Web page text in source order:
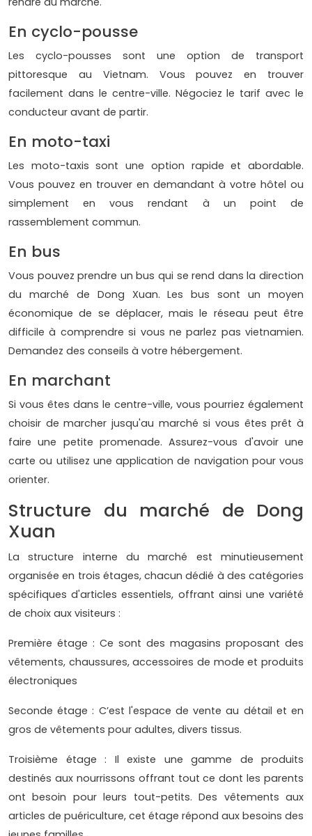
En cyclo-pousse
Les cyclo-pousses sont une option de transport
pittoresque au Vietnam. Vous pouvez en trouver
facilement dans le centre-ville. Négociez le tarif avec le
conducteur avant de partir.
En moto-taxi
Les moto-taxis sont une option rapide et abordable.
Vous pouvez en trouver en demandant à votre hôtel ou
simplement en vous rendant à un point de
rassemblement commun.
En bus
Vous pouvez prendre un bus qui se rend dans la direction
du marché de Dong Xuan. Les bus sont un moyen
économique de se déplacer, mais le réseau peut être
difficile à comprendre si vous ne parlez pas vietnamien.
Demandez des conseils à votre hébergement.
En marchant
Si vous êtes dans le centre-ville, vous pourriez également
choisir de marcher jusqu'au marché si vous êtes prêt à
faire une petite promenade. Assurez-vous d'avoir une
carte ou utilisez une application de navigation pour vous
orienter.
Structure du marché de Dong
Xuan
La structure interne du marché est minutieusement
organisée en trois étages, chacun dédié à des catégories
spécifiques d'articles essentiels, offrant ainsi une variété
de choix aux visiteurs :
Première étage : Ce sont des magasins proposant des
vêtements, chaussures, accessoires de mode et produits
électroniques
Seconde étage : C’est l'espace de vente au détail et en
gros de vêtements pour adultes, divers tissus.
Troisième étage : Il existe une gamme de produits
destinés aux nourrissons offrant tout ce dont les parents
ont besoin pour leurs tout-petits. Des vêtements aux
articles de puériculture, cet étage répond aux besoins des